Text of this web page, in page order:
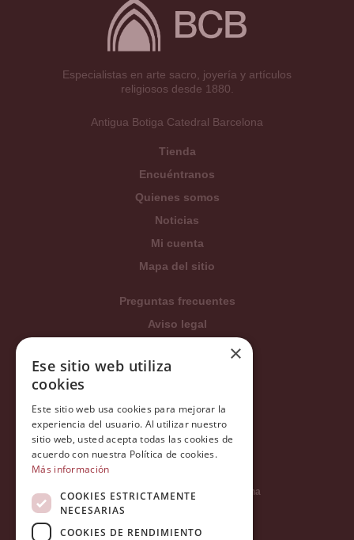
Especialistas en arte sacro, joyería y artículos
religiosos desde 1880.
Antigua Botiga Catedral Barcelona
Tienda
Encuéntranos
Quienes somos
Noticias
Mi cuenta
Mapa del sitio
Preguntas frecuentes
Aviso legal
Condiciones generales
Política de privacidad
Política Integrada
Tratamiento de datos
Carrer del Duc, 12 - 08002 Barcelona
×
Ese sitio web utiliza
cookies
Este sitio web usa cookies para mejorar la
experiencia del usuario. Al utilizar nuestro
sitio web, usted acepta todas las cookies de
acuerdo con nuestra Política de cookies.
Más información
COOKIES ESTRICTAMENTE
NECESARIAS
COOKIES DE RENDIMIENTO